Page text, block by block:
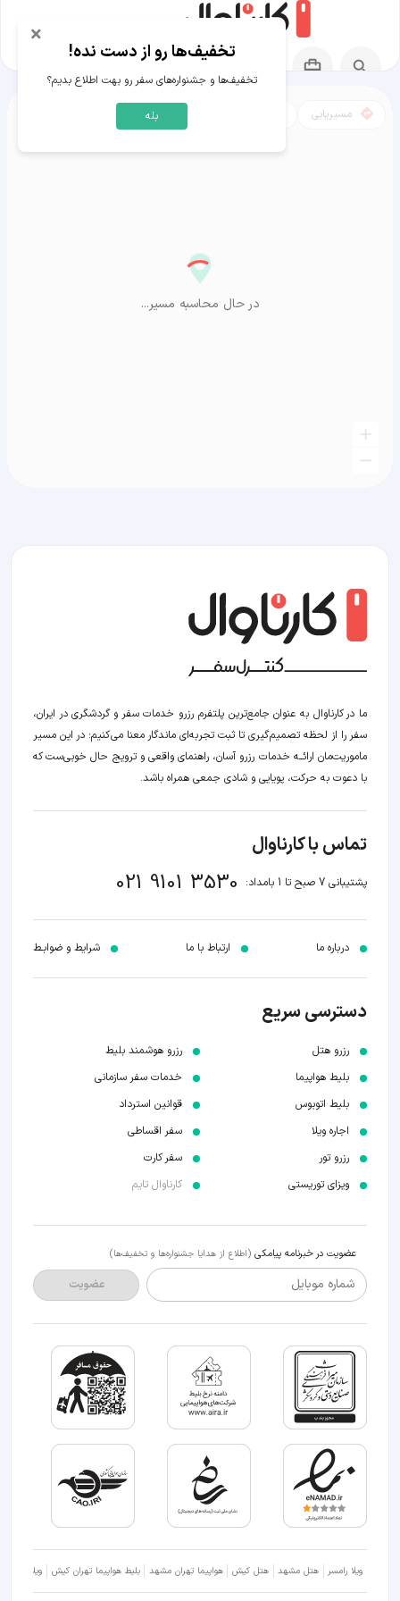
مسیریابی
در حال محاسبه مسیر...
ما در کارناوال به عنوان جامع‌ترین پلتفرم رزرو خدمات سفر و گردشگری در ایران،
سفر را از لحظه‌ تصمیم‌گیری تا ثبت تجربه‌ای ماندگار معنا می‌کنیم؛ در این مسیر‍
ماموریت‌مان اراﺋــﻪ خدمات رزرو آسان، راهنمای واقعی و ترویج حال خوبی‌ست که
با دعوت به حرکت، پویایی و شادی جمعی همراه باشد.
تماس با کارناوال
پشتیبانی 7 صبح تا 1 بامداد: 021 9101 3530
درباره ما ارتباط با ما شرایط و ضوابـط
دسترسی سریع
رزرو هتل
بلیط هواپیما
بلیط اتوبوس
اجاره ویلا
رزرو تور
ویزای توریستی
رزرو هوشمند بلیط
خدمات سفر سازمانی
قوانین استرداد
سفر اقساطی
سفر کارت
کارناوال تایم
عضویت در خبرنامه پیامکی (اطلاع از هدایا جشنواره‌ها و تخفیف‌ها)
شماره موبایل عضویت
ویلا رامسر هتل مشهد هتل کیش هواپیما تهران مشهد بلیط هواپیما تهران کیش ویلا شمال
× تخفیف‌ها رو از دست نده!
تخفیف‌ها و جشنواره‌های سفر رو بهت اطلاع بدیم؟
بله